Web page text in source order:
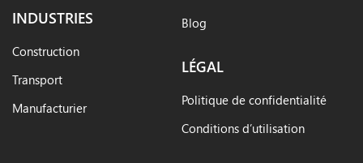
INDUSTRIES
Construction
Transport
Manufacturier
Blog
LÉGAL
Politique de confidentialité
Conditions d’utilisation